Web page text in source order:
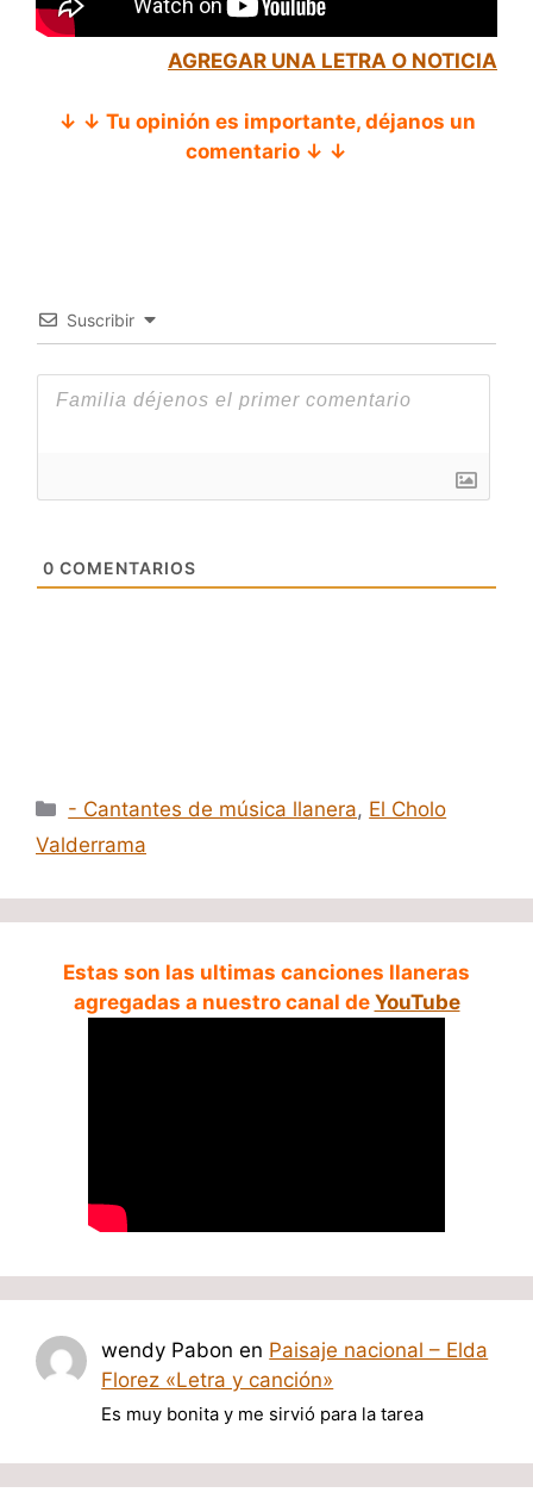
AGREGAR UNA LETRA O NOTICIA
↓ ↓ Tu opinión es importante, déjanos un
comentario ↓ ↓
Suscribir
0 COMENTARIOS
Categorías
- Cantantes de música llanera, El Cholo
Valderrama
Estas son las ultimas canciones llaneras
agregadas a nuestro canal de YouTube
wendy Pabon en Paisaje nacional – Elda
Florez «Letra y canción»
Es muy bonita y me sirvió para la tarea